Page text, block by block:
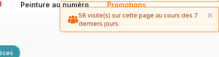
Peinture au numéro Promotions
×
58 visite(s) sur cette page au cours des 7
derniers jours.